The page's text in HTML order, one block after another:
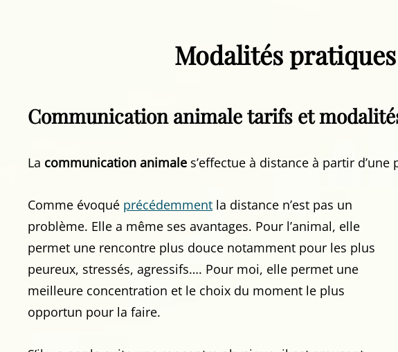
Modalités
Communication animale tarifs et
La communication animale s’effectue à distance à partir d’une
Comme évoqué précédemment la distance n’est pas un
problème. Elle a même ses avantages. Pour l’animal, elle
permet une rencontre plus douce notamment pour les plus
peureux, stressés, agressifs…. Pour moi, elle permet une
meilleure concentration et le choix du moment le plus
opportun pour la faire.